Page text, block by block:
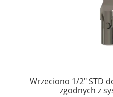
Wrzeciono 1/2" STD
zgodnych z